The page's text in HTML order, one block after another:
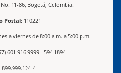
No. 11-86, Bogotá, Colombia.
Postal: 110221
a viernes de 8:00 a.m. a 5:00 p.m.
601 916 9999 - 594 1894
899.999.124-4